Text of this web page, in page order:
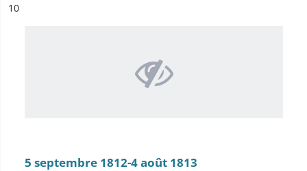
n°
10
5 septembre 1812-4 août 1813